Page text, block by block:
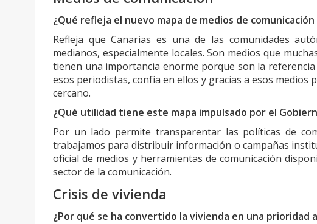
¿Qué refleja el nuevo mapa de medios de comunicación
Refleja que Canarias es una de las comunidades
medianos, especialmente locales. Son medios que
tienen una importancia enorme porque son la
esos periodistas, confía en ellos y gracias a esos
cercano.
¿Qué utilidad tiene este mapa impulsado por el
Por un lado permite transparentar las políticas de
trabajamos para distribuir información o campañas
oficial de medios y herramientas de comunicación
sector de la comunicación.
Crisis de vivienda
¿Por qué se ha convertido la vivienda en una prioridad